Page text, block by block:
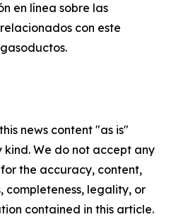
en línea sobre las
con este
news content "as is"
We do not accept any
the accuracy, content,
completeness, legality, or
contained in this article.